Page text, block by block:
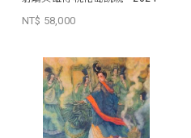
NT$ 58,000